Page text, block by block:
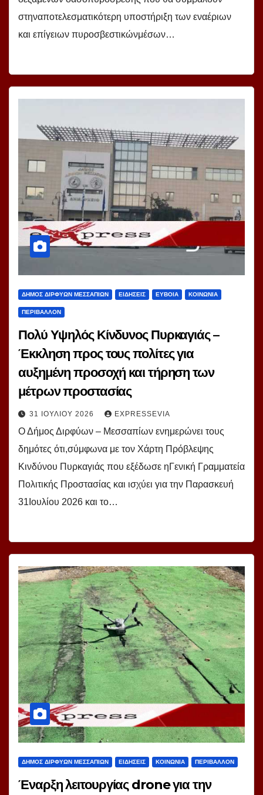
στηναποτελεσματικότερη υποστήριξη των εναέριων
και επίγειων πυροσβεστικώνμέσων…
ΔΗΜΟΣ ΔΙΡΦΥΩΝ ΜΕΣΣΑΠΙΩΝ ΕΙΔΗΣΕΙΣ ΕΥΒΟΙΑ ΚΟΙΝΩΝΙΑ
ΠΕΡΙΒΑΛΛΟΝ
Πολύ Υψηλός Κίνδυνος Πυρκαγιάς –
Έκκληση προς τους πολίτες για
αυξημένη προσοχή και τήρηση των
μέτρων προστασίας
31 ΙΟΥΛΊΟΥ 2026 EXPRESSEVIA
Ο Δήμος Διρφύων – Μεσσαπίων ενημερώνει τους
δημότες ότι,σύμφωνα με τον Χάρτη Πρόβλεψης
Κινδύνου Πυρκαγιάς που εξέδωσε ηΓενική Γραμματεία
Πολιτικής Προστασίας και ισχύει για την Παρασκευή
31Ιουλίου 2026 και το…
ΔΗΜΟΣ ΔΙΡΦΥΩΝ ΜΕΣΣΑΠΙΩΝ ΕΙΔΗΣΕΙΣ ΚΟΙΝΩΝΙΑ ΠΕΡΙΒΑΛΛΟΝ
Έναρξη λειτουργίας drone για την